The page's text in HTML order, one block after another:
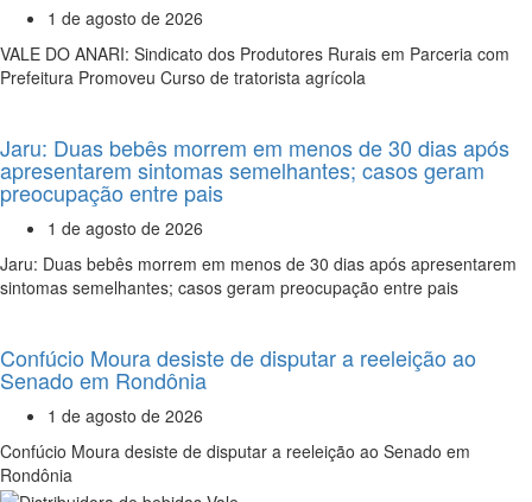
1 de agosto de 2026
VALE DO ANARI: Sindicato dos Produtores Rurais em Parceria com
Prefeitura Promoveu Curso de tratorista agrícola
Jaru: Duas bebês morrem em menos de 30 dias após
apresentarem sintomas semelhantes; casos geram
preocupação entre pais
1 de agosto de 2026
Jaru: Duas bebês morrem em menos de 30 dias após apresentarem
sintomas semelhantes; casos geram preocupação entre pais
Confúcio Moura desiste de disputar a reeleição ao
Senado em Rondônia
1 de agosto de 2026
Confúcio Moura desiste de disputar a reeleição ao Senado em
Rondônia